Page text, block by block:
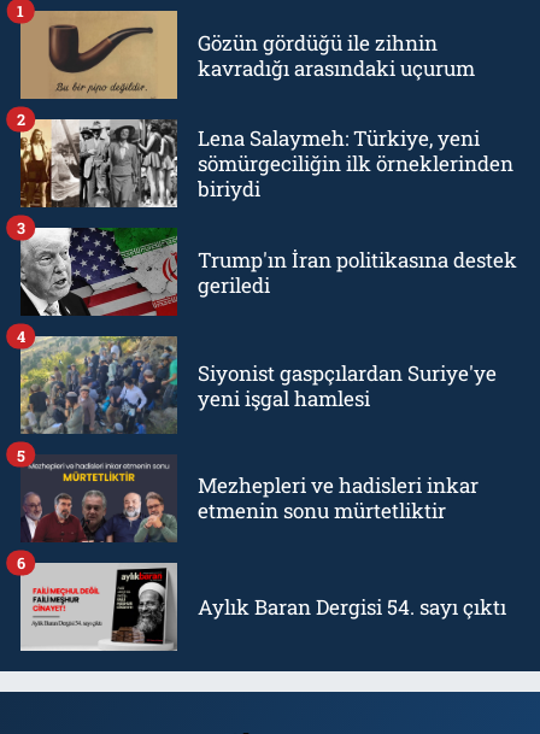
Gözün gördüğü ile zihnin
kavradığı arasındaki uçurum
1
Lena Salaymeh: Türkiye, yeni
sömürgeciliğin ilk örneklerinden
biriydi
2
Trump'ın İran politikasına destek
geriledi
3
Siyonist gaspçılardan Suriye'ye
yeni işgal hamlesi
4
Mezhepleri ve hadisleri inkar
etmenin sonu mürtetliktir
5
Aylık Baran Dergisi 54. sayı çıktı
6